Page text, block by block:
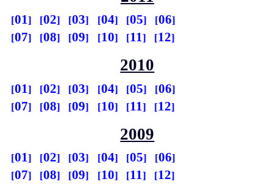
01 02 03 04 05
06
07
08 09 10 11 12
2010
01 02 03 04 05
06
07
08 09 10 11 12
2009
01 02 03 04 05
06
07
08 09 10 11 12